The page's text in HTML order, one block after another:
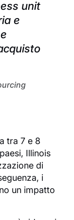
unit
e
tra 7 e 8
Illinois
di
i
un impatto